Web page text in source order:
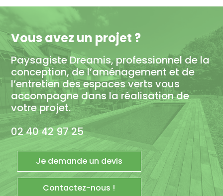
Vous avez un projet ?
Paysagiste Dreamis, professionnel de la
conception, de l’aménagement et de
l’entretien des espaces verts vous
accompagne dans la réalisation de
votre projet.
02 40 42 97 25
Je demande un devis
Contactez-nous !